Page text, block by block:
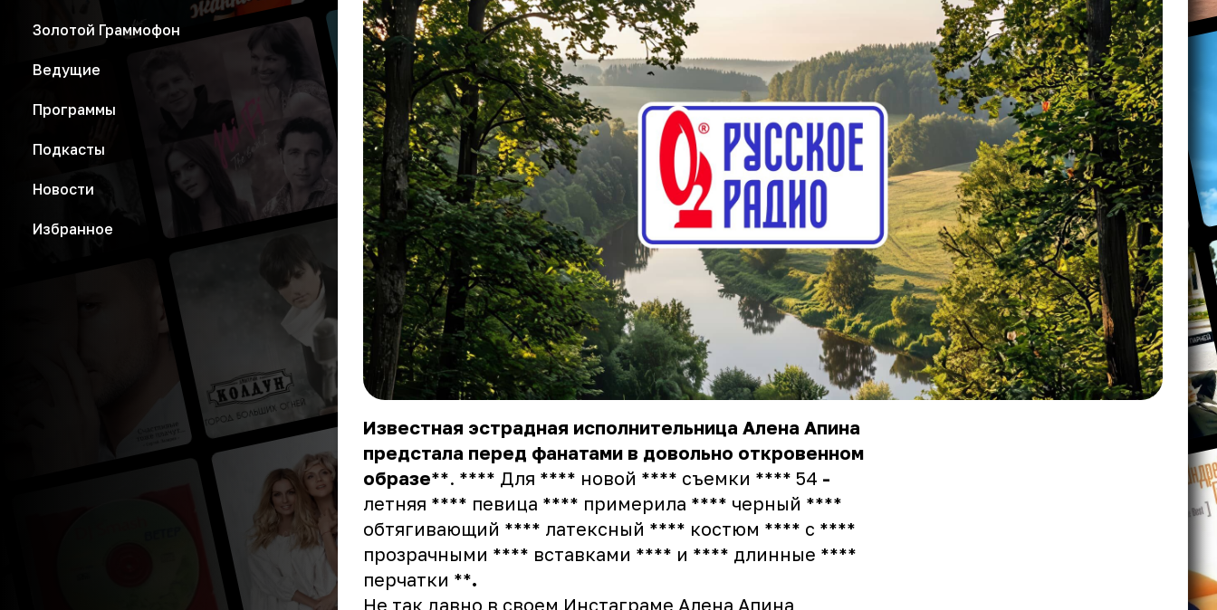
Золотой Граммофон
Ведущие
Программы
Подкасты
Новости
Избранное
Известная эстрадная исполнительница Алена Апина
предстала перед фанатами в довольно откровенном
образе**. **** Для **** новой **** съемки **** 54 -
летняя **** певица **** примерила **** черный ****
обтягивающий **** латексный **** костюм **** с ****
прозрачными **** вставками **** и **** длинные ****
перчатки **.
Не так давно в своем Инстаграме Алена Апина